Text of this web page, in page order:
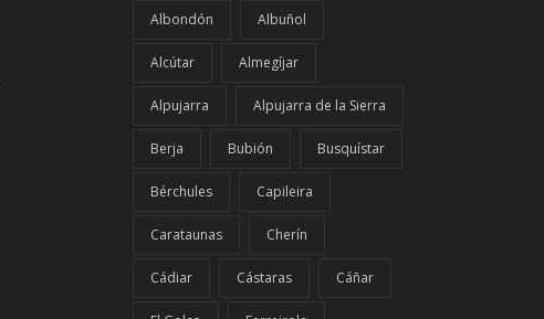
Albondón Albuñol
Alcútar Almegíjar
Alpujarra Alpujarra de la Sierra
Berja Bubión Busquístar
Bérchules Capileira
Carataunas Cherín
Cádiar Cástaras Cáñar